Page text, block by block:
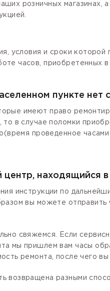
розничных
условия и сроки
часов, приобретенных
пункте
имеют право
то в случае поломки
проведенное
центр, находящийся
инструкции по
вы можете отправить
свяжемся. Если
мы пришлем вам часы
ремонта, после чего
возвращена разными